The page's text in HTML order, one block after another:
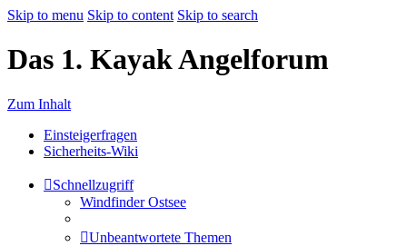
Skip to menu Skip to content Skip to search
Das 1. Kayak Angelforum
Zum Inhalt
Einsteigerfragen
Sicherheits-Wiki
Schnellzugriff
Windfinder Ostsee
Unbeantwortete Themen